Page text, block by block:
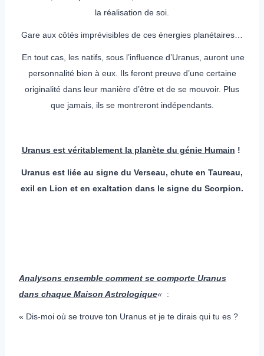
la réalisation de soi.
Gare aux côtés imprévisibles de ces énergies planétaires…
En tout cas, les natifs, sous l’influence d’Uranus, auront une
personnalité bien à eux. Ils feront preuve d’une certaine
originalité dans leur manière d’être et de se mouvoir. Plus
que jamais, ils se montreront indépendants.
Uranus est véritablement la planète du génie Humain !
Uranus est liée au signe du Verseau, chute en Taureau,
exil en Lion et en exaltation dans le signe du Scorpion.
Analysons ensemble comment se comporte Uranus
dans chaque Maison Astrologique« :
« Dis-moi où se trouve ton Uranus et je te dirais qui tu es ?